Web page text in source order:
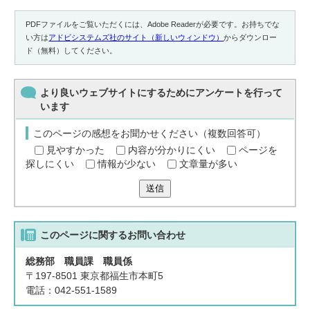
PDFファイルをご覧いただくには、Adobe Readerが必要です。お持ちでな
い方はアドビシステムズ社のサイト（新しいウィンドウ）からダウンロー
ド（無料）してください。
より良いウェブサイトにするためにアンケートを行って
います
このページの感想をお聞かせください（複数回答可）
見やすかった
内容が分かりにくい
ページを
探しにくい
情報が少ない 文章量が多い
送信
このページに関するお問い合わせ
総務部 職員課 職員係
〒197-8501 東京都福生市本町5
電話：042-551-1589